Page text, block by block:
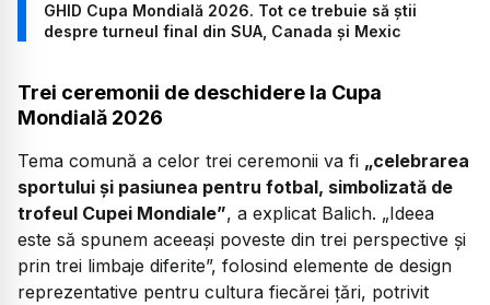
GHID Cupa Mondială 2026. Tot ce trebuie să știi
despre turneul final din SUA, Canada și Mexic
Trei ceremonii de deschidere la Cupa
Mondială 2026
Tema comună a celor trei ceremonii va fi „celebrarea
sportului și pasiunea pentru fotbal, simbolizată de
trofeul Cupei Mondiale”, a explicat Balich. „Ideea
este să spunem aceeași poveste din trei perspective și
prin trei limbaje diferite”, folosind elemente de design
reprezentative pentru cultura fiecărei țări, potrivit